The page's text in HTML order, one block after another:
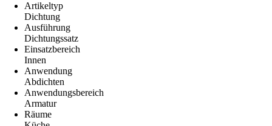
Artikeltyp
Dichtung
Ausführung
Dichtungssatz
Einsatzbereich
Innen
Anwendung
Abdichten
Anwendungsbereich
Armatur
Räume